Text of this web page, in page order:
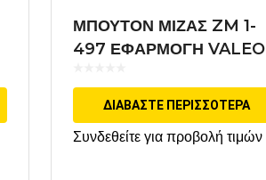
ΜΠΟΥΤΟΝ ΜΙΖΑΣ ZM 1-
497 ΕΦΑΡΜΟΓΗ VALEO
ΔΙΑΒΆΣΤΕ ΠΕΡΙΣΣΌΤΕΡΑ
Συνδεθείτε για προβολή τιμών